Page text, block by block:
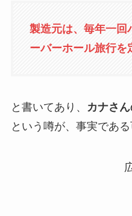
製造元は、毎年一回
ーバーホール旅行
と書いてあり、 カナさ
という噂が、事実である